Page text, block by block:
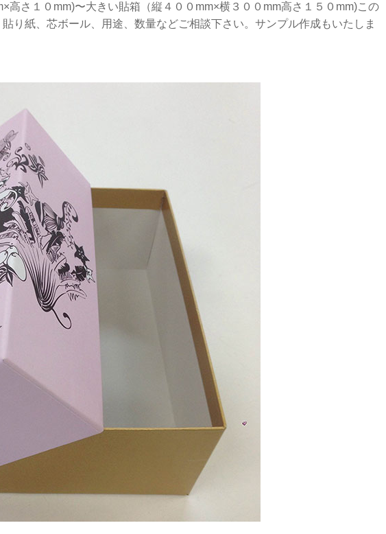
高さ１０mm)〜大きい貼箱（縦４００mm×横３００mm高さ１５０mm)この
り紙、芯ボール、用途、数量などご相談下さい。サンプル作成もいたしま